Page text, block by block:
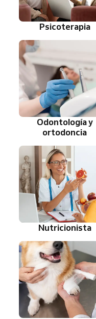
Psicoterapia
Odontología y
ortodoncia
Nutricionista